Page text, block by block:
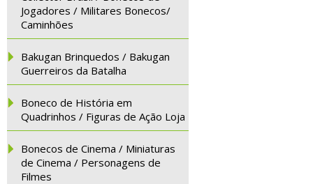
Jogadores / Militares Bonecos/
Caminhões
Bakugan Brinquedos / Bakugan
Guerreiros da Batalha
Boneco de História em
Quadrinhos / Figuras de Ação Loja
Bonecos de Cinema / Miniaturas
de Cinema / Personagens de
Filmes